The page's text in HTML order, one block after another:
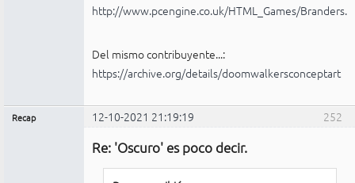
http://www.pcengine.co.uk/HTML_Games/
Del mismo contribuyente...:
https://archive.org/details/doomwalkersconceptart
252
Recap 12-10-2021 21:19:19
Re: 'Oscuro' es poco decir.